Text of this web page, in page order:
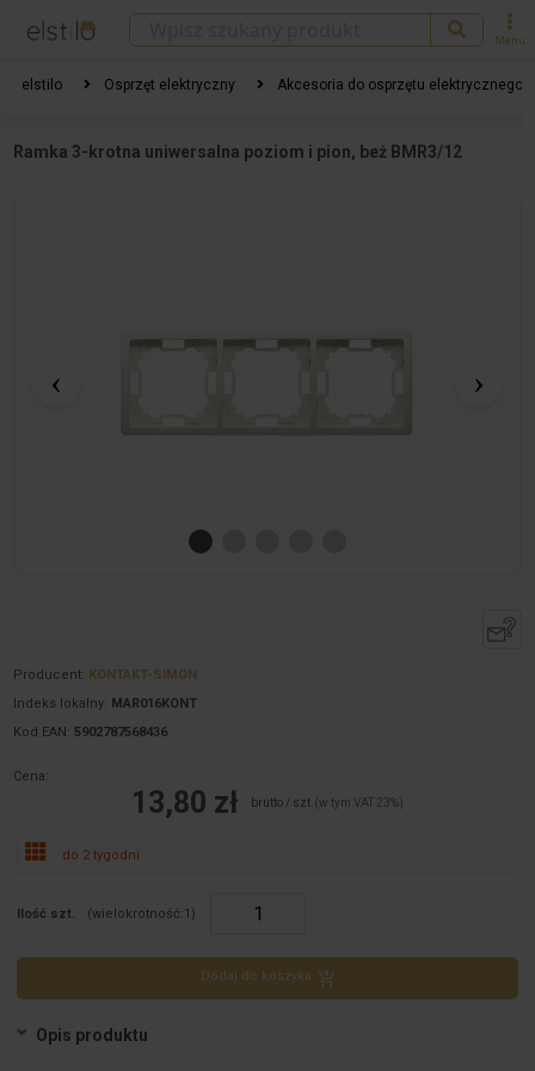
Menu
elstilo Osprzęt elektryczny Akcesoria do osprzętu elektrycznego
Ramka 3-krotna uniwersalna poziom i pion, beż BMR3/12
Producent: KONTAKT-SIMON
Indeks lokalny: MAR016KONT
Kod EAN: 5902787568436
Cena:
13,80 zł brutto / szt. (w tym VAT 23%)
do 2 tygodni
Ilość szt. (wielokrotność:1 )
Dodaj do koszyka
Opis produktu